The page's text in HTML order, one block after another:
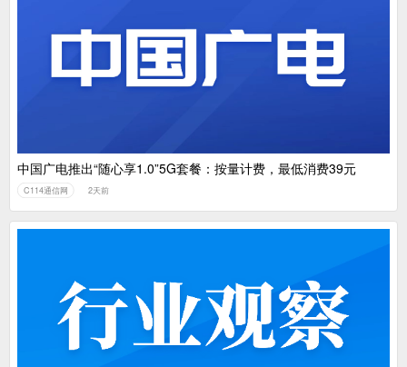
中国广电推出“随心享1.0”5G套餐：按量计费，最低消费39元
C114通信网 2天前